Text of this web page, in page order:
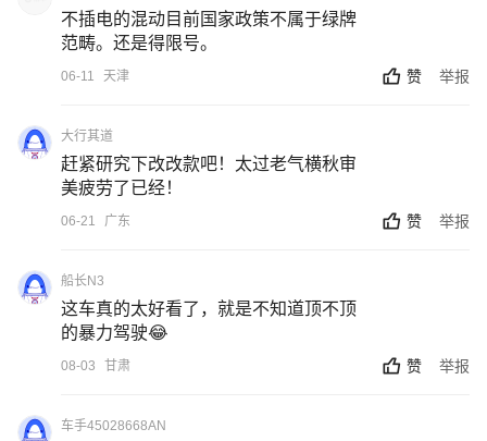
不插电的混动目前国家政策不属于绿牌
范畴。还是得限号。
06-11 天津 赞 举报
大行其道
赶紧研究下改改款吧！太过老气横秋审
美疲劳了已经！
06-21 广东 赞 举报
船长N3
这车真的太好看了，就是不知道顶不顶
的暴力驾驶😂
08-03 甘肃 赞 举报
车手45028668AN